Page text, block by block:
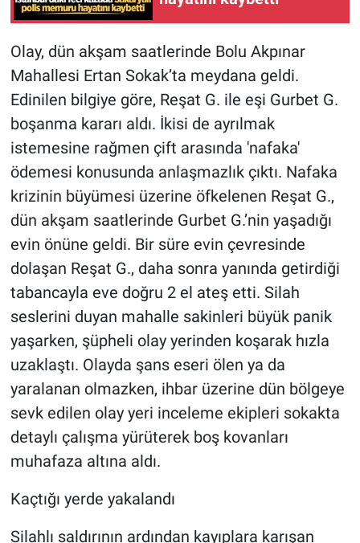
Olay, dün akşam saatlerinde Bolu Akpınar
Mahallesi Ertan Sokak’ta meydana geldi.
Edinilen bilgiye göre, Reşat G. ile eşi Gurbet G.
boşanma kararı aldı. İkisi de ayrılmak
istemesine rağmen çift arasında 'nafaka'
ödemesi konusunda anlaşmazlık çıktı. Nafaka
krizinin büyümesi üzerine öfkelenen Reşat G.,
dün akşam saatlerinde Gurbet G.’nin yaşadığı
evin önüne geldi. Bir süre evin çevresinde
dolaşan Reşat G., daha sonra yanında getirdiği
tabancayla eve doğru 2 el ateş etti. Silah
seslerini duyan mahalle sakinleri büyük panik
yaşarken, şüpheli olay yerinden koşarak hızla
uzaklaştı. Olayda şans eseri ölen ya da
yaralanan olmazken, ihbar üzerine dün bölgeye
sevk edilen olay yeri inceleme ekipleri sokakta
detaylı çalışma yürüterek boş kovanları
muhafaza altına aldı.
Kaçtığı yerde yakalandı
Silahlı saldırının ardından kayıplara karışan